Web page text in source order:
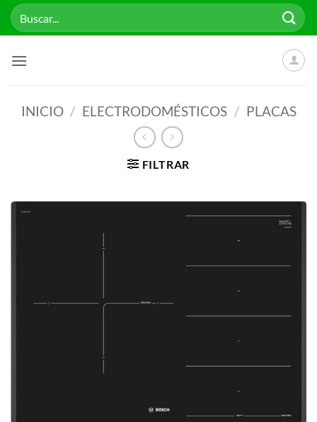
Saltar
Buscar
por:
INICIO / ELECTRODOMÉSTICOS / PLACAS
FILTRAR